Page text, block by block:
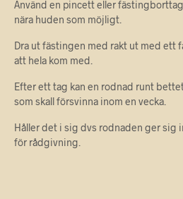
Använd en pincett eller
nära huden som möjligt.
Dra ut fästingen med rakt ut med ett
att hela kom med.
Efter ett tag kan en rodnad runt
som skall försvinna inom en vecka.
Håller det i sig dvs rodnaden ger sig
för rådgivning.